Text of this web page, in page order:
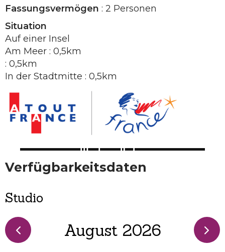
Fassungsvermögen : 2 Personen
Situation
Auf einer Insel
Am Meer : 0,5km
: 0,5km
In der Stadtmitte : 0,5km
Verfügbarkeitsdaten
Studio
August 2026